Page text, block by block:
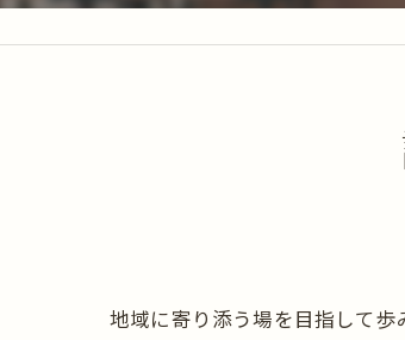
地域に寄り添う場を目指して